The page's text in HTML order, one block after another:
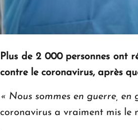
Plus de 2 000 personnes ont
contre le coronavirus, après
« Nous sommes en guerre, en
coronavirus a vraiment mis le